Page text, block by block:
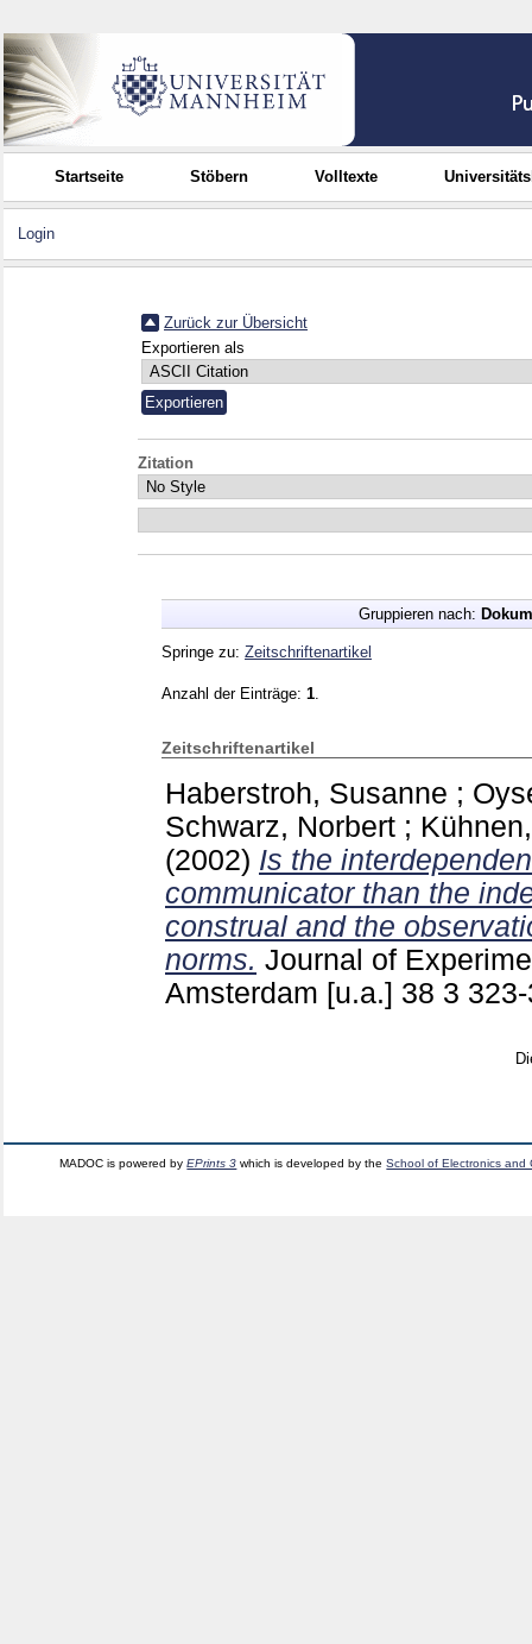
Startseite Stöbern Volltexte
Login
Zurück zur Übersicht
Exportieren als
Zitation
Gruppieren nach:
Springe zu: Zeitschriftenartikel
Anzahl der Einträge: 1
Zeitschriftenartikel
Haberstroh, Susanne ;
Schwarz, Norbert ;
(2002) Is the
communicator than the
construal and the
norms. Journal of
Amsterdam [u.a.] 38 3
MADOC is powered byEPrints 3 which is developed by theSchool of Electronics and